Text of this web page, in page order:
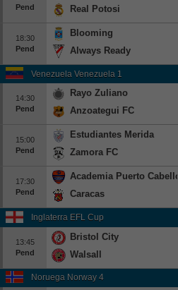
Pend
Real Potosi
18:30
Pend
Blooming
Always Ready
Venezuela Venezuela 1
14:30
Pend
Rayo Zuliano
Anzoategui FC
15:00
Pend
Estudiantes Merida
Zamora FC
17:30
Pend
Academia Puerto Cabello
Caracas
Inglaterra EFL Cup
13:45
Pend
Bristol City
Walsall
Noruega Norway 4
Estados Unidos
NBA
Tenis
Beisbol
Hockey
Fútbol Americano
Clasificación
Casas de Apuestas